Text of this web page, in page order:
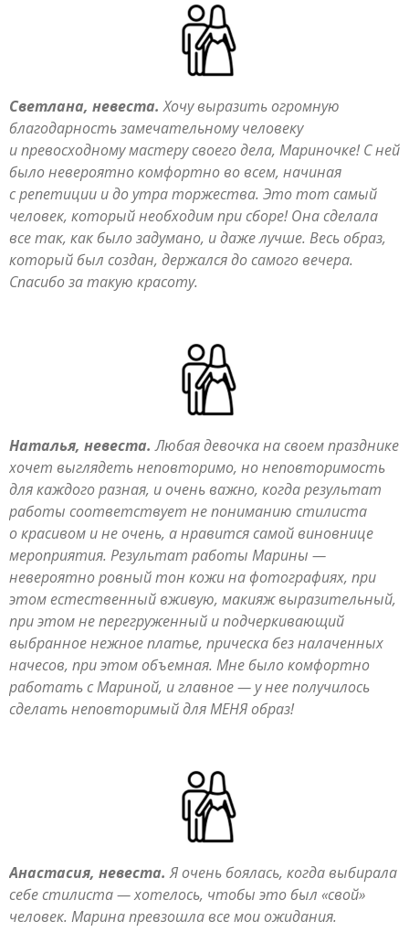
Светлана, невеста. Хочу выразить огромную
благодарность замечательному человеку
и превосходному мастеру своего дела, Мариночке! С ней
было невероятно комфортно во всем, начиная
с репетиции и до утра торжества. Это тот самый
человек, который необходим при сборе! Она сделала
все так, как было задумано, и даже лучше. Весь образ,
который был создан, держался до самого вечера.
Спасибо за такую красоту.
Наталья, невеста. Любая девочка на своем празднике
хочет выглядеть неповторимо, но неповторимость
для каждого разная, и очень важно, когда результат
работы соответствует не пониманию стилиста
о красивом и не очень, а нравится самой виновнице
мероприятия. Результат работы Марины —
невероятно ровный тон кожи на фотографиях, при
этом естественный вживую, макияж выразительный,
при этом не перегруженный и подчеркивающий
выбранное нежное платье, прическа без налаченных
начесов, при этом объемная. Мне было комфортно
работать с Мариной, и главное — у нее получилось
сделать неповторимый для МЕНЯ образ!
Анастасия, невеста. Я очень боялась, когда выбирала
себе стилиста — хотелось, чтобы это был «свой»
человек. Марина превзошла все мои ожидания.